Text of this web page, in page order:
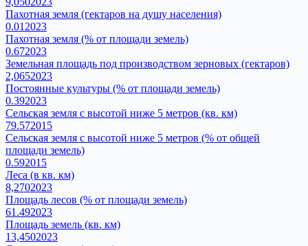
Пахотная земля (гектаров на душу населения)
0.01 2023
Пахотная земля (% от площади земель)
0.672023
Земельная площадь под производством зерновых (гектаров)
2,0652023
Постоянные культуры (% от площади земель)
0.392023
Сельская земля с высотой ниже 5 метров (кв. км)
79.572015
Сельская земля с высотой ниже 5 метров (% от общей
площади земель)
0.592015
Леса (в кв. км)
8,2702023
Площадь лесов (% от площади земель)
61.492023
Площадь земель (кв. км)
13,4502023